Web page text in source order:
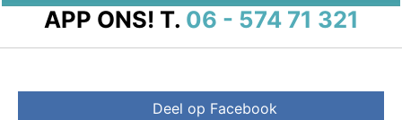
APP ONS! T. 06 - 574 71 321
Deel op Facebook